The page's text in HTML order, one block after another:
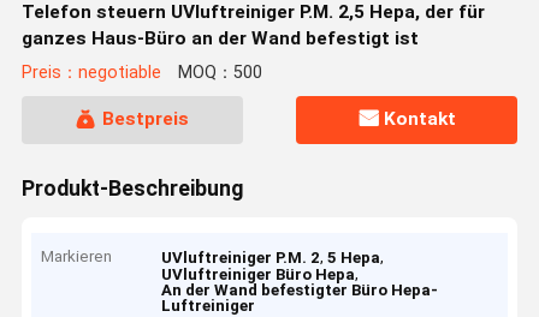
Telefon steuern UVluftreiniger P.M. 2,5 Hepa, der für
ganzes Haus-Büro an der Wand befestigt ist
Preis：negotiable MOQ：500
Bestpreis Kontakt
Produkt-Beschreibung
Markieren UVluftreiniger P.M. 2,5 Hepa,
UVluftreiniger Büro Hepa,
An der Wand befestigter Büro Hepa-
Luftreiniger